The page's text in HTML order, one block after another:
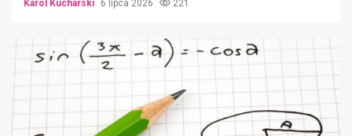
Karol Kucharski 6 lipca 2026 221